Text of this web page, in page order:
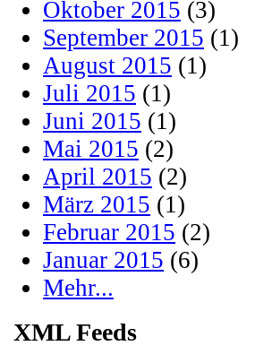
Oktober 2015 (3)
September 2015 (1)
August 2015 (1)
Juli 2015 (1)
Juni 2015 (1)
Mai 2015 (2)
April 2015 (2)
März 2015 (1)
Februar 2015 (2)
Januar 2015 (6)
Mehr...
XML Feeds